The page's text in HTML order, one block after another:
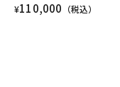
¥110,000 （税込）